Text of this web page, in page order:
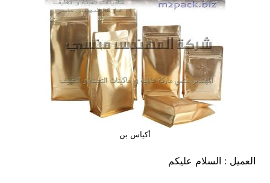
أكياس بن
العميل : السلام عليكم